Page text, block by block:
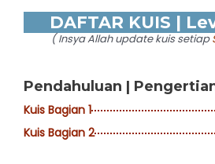
DAFTAR KUIS |
( Insya Allah update kuis setiap
Pendahuluan |
Kuis Bagian 1
Kuis Bagian 2